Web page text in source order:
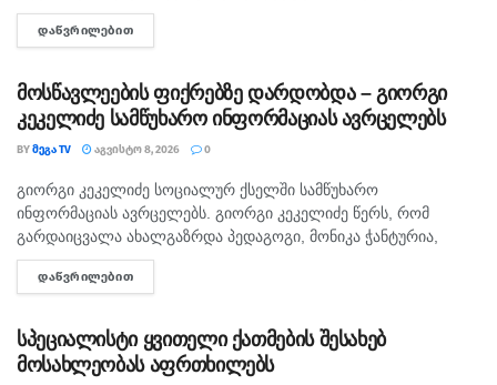
ხუთამდე მოზარდი გუშინ გაუსწორდა. ჯერ-ჯერობით
თავდამსხმელების დაკავების შესახებ ინფორმაცია არ
სამეთვალყურეო...
ᲓᲐᲬᲕᲠᲘᲚᲔᲑᲘᲗ
მოსწავლეების ფიქრებზე დარდობდა – გიორგი
კეკელიძე სამწუხარო ინფორმაციას ავრცელებს
BYᲛᲔᲒᲐ TV ᲐᲒᲕᲘᲡᲢᲝ 8, 2026 0
ᲛᲗᲐᲕᲐᲠᲘ
გიორგი კეკელიძე სოციალურ ქსელში სამწუხარო
ინფორმაციას ავრცელებს. გიორგი კეკელიძე წერს, რომ
გარდაიცვალა ახალგაზრდა პედაგოგი, მონიკა ჭანტურია,
რომელიც თავისი მოსწავლეების მიმართ განსაკუთრებული
სიყვარულით გამოირჩეოდა. „არასდროს მგონებია, რომ აქ,
ᲓᲐᲬᲕᲠᲘᲚᲔᲑᲘᲗ
სპეციალისტი ყვითელი ქათმების შესახებ
მოსახლეობას აფრთხილებს